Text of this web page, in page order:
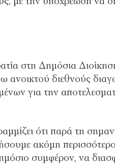
στη Δημόσια
ανοικτού διεθνούς
για την
ότι παρά τη
ακόμη
συμφέρον, να